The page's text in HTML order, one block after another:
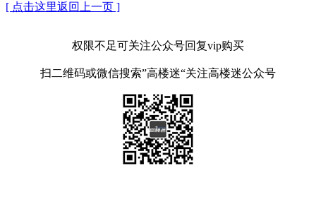
[ 点击这里返回上一页 ]
权限不足可关注公众号回复vip购买
扫二维码或微信搜索”高楼迷“关注高楼迷公众号